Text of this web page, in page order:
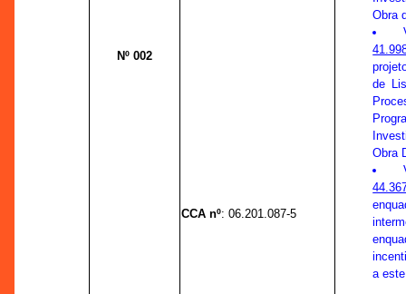
Nº 002
Obra
de
Obra
a
CCA nº:06.201.087-5